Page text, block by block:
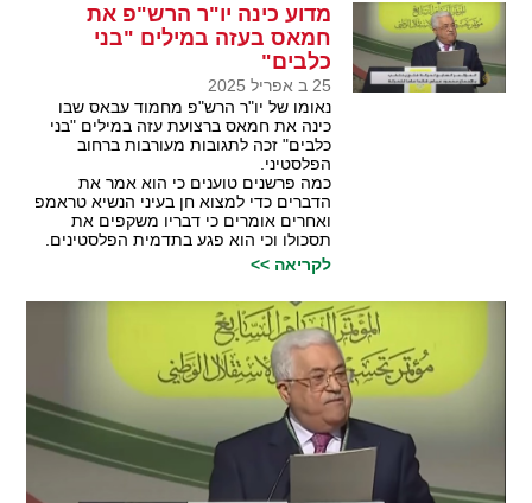
מדוע כינה יו"ר הרש"פ את
חמאס בעזה במילים "בני
כלבים"
25 ב אפריל 2025
נאומו של יו"ר הרש"פ מחמוד עבאס שבו
כינה את חמאס ברצועת עזה במילים "בני
כלבים" זכה לתגובות מעורבות ברחוב
הפלסטיני.
כמה פרשנים טוענים כי הוא אמר את
הדברים כדי למצוא חן בעיני הנשיא טראמפ
ואחרים אומרים כי דבריו משקפים את
תסכולו וכי הוא פגע בתדמית הפלסטינים.
לקריאה >>